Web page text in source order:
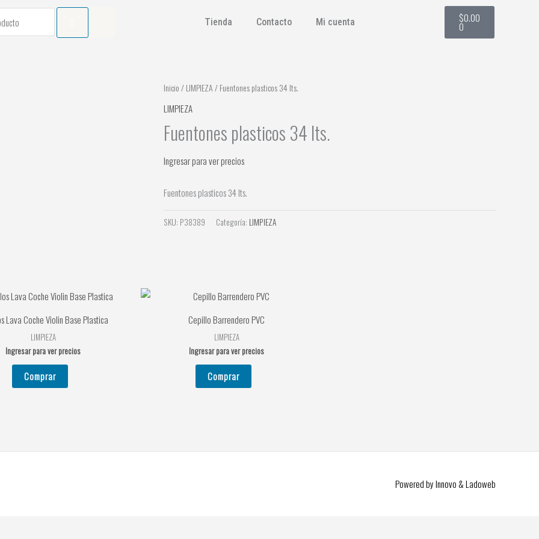
Tienda Contacto Mi cuenta $0.00
0
Cart
Inicio / LIMPIEZA / Fuentones plasticos 34 lts.
LIMPIEZA
Fuentones plasticos 34 lts.
Ingresar para ver precios
Fuentones plasticos 34 lts.
SKU: P38389 Categoría: LIMPIEZA
Lava Coche Violin Base Plastica
LIMPIEZA
Ingresar para ver precios
Comprar
Cepillo Barrendero PVC
LIMPIEZA
Ingresar para ver precios
Comprar
Powered by Innovo & Ladoweb